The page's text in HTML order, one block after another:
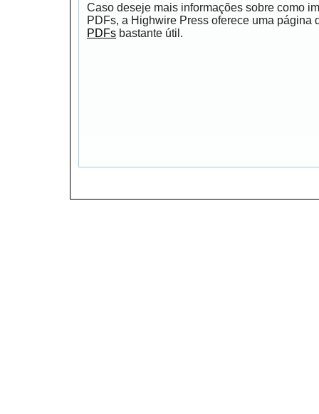
Caso deseje mais informações sobre como
PDFs, a Highwire Press oferece uma página
PDFs bastante útil.